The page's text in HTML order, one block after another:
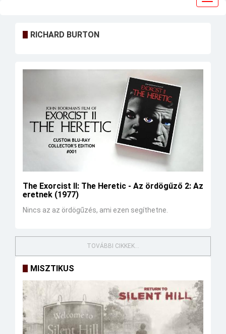
RICHARD BURTON
The Exorcist II: The Heretic - Az ördögűző 2: Az
eretnek (1977)
Nincs az az ördögűzés, ami ezen segíthetne.
TOVÁBBI CIKKEK...
MISZTIKUS